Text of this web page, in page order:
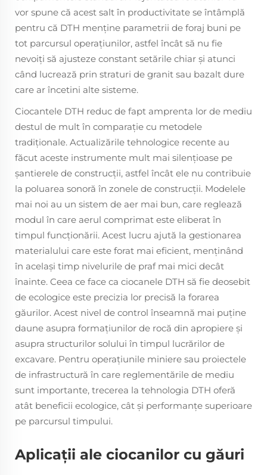
vor spune că acest salt în productivitate se întâmplă
pentru că DTH menține parametrii de foraj buni pe
tot parcursul operațiunilor, astfel încât să nu fie
nevoiți să ajusteze constant setările chiar și atunci
când lucrează prin straturi de granit sau bazalt dure
care ar încetini alte sisteme.
Ciocantele DTH reduc de fapt amprenta lor de mediu
destul de mult în comparație cu metodele
tradiționale. Actualizările tehnologice recente au
făcut aceste instrumente mult mai silenţioase pe
şantierele de construcţii, astfel încât ele nu contribuie
la poluarea sonoră în zonele de construcţii. Modelele
mai noi au un sistem de aer mai bun, care reglează
modul în care aerul comprimat este eliberat în
timpul funcționării. Acest lucru ajută la gestionarea
materialului care este forat mai eficient, menținând
în același timp nivelurile de praf mai mici decât
înainte. Ceea ce face ca ciocanele DTH să fie deosebit
de ecologice este precizia lor precisă la forarea
găurilor. Acest nivel de control înseamnă mai puţine
daune asupra formaţiunilor de rocă din apropiere şi
asupra structurilor solului în timpul lucrărilor de
excavare. Pentru operațiunile miniere sau proiectele
de infrastructură în care reglementările de mediu
sunt importante, trecerea la tehnologia DTH oferă
atât beneficii ecologice, cât și performanțe superioare
pe parcursul timpului.
Aplicaţii ale ciocanilor cu găuri